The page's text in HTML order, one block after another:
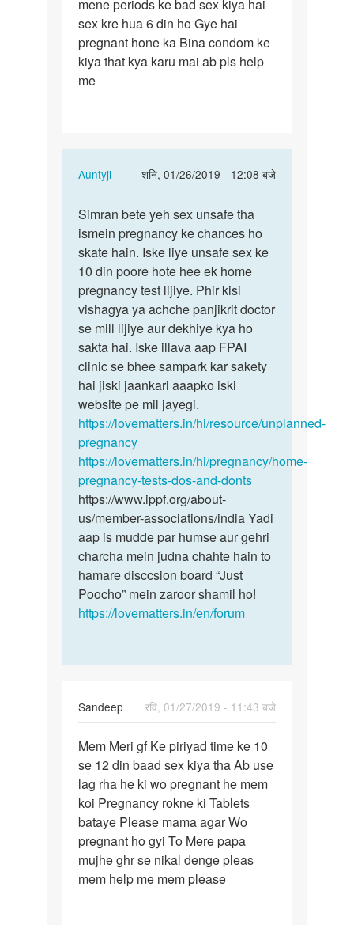
mene
periods
ke
bad
sex
mene periods ke bad sex kiya hai
sex kre hua 6 din ho Gye hai
pregnant hone ka Bina condom ke
kiya that kya karu mai ab pls help
me
Auntyji
शनि, 01/26/2019 - 12:08 बजे
In
to
mene
periods
ke
bad
sex
kiya…
by
Simran
Simran
bete
yeh
sex
unsafe…
Simran bete yeh sex unsafe tha
ismein pregnancy ke chances ho
skate hain. Iske liye unsafe sex ke
10 din poore hote hee ek home
pregnancy test lijiye. Phir kisi
vishagya ya achche panjikrit doctor
se mill lijiye aur dekhiye kya ho
sakta hai. Iske illava aap FPAI
clinic se bhee sampark kar sakety
hai jiski jaankari aaapko iski
website pe mil jayegi.
https://lovematters.in/hi/resource/unplanned-
pregnancy
https://lovematters.in/hi/pregnancy/home-
pregnancy-tests-dos-and-donts
https://www.ippf.org/about-
us/member-associations/india Yadi
aap is mudde par humse aur gehri
charcha mein judna chahte hain to
hamare disccsion board “Just
Poocho” mein zaroor shamil ho!
https://lovematters.in/en/forum
Sandeep
रवि, 01/27/2019 - 11:43 बजे
Mem
Meri
gf
Ke
piriyad
time…
Mem Meri gf Ke piriyad time ke 10
se 12 din baad sex kiya tha Ab use
lag rha he ki wo pregnant he mem
koi Pregnancy rokne ki Tablets
bataye Please mama agar Wo
pregnant ho gyi To Mere papa
mujhe ghr se nikal denge pleas
mem help me mem please